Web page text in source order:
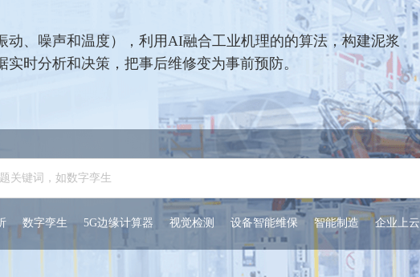
动、噪声和温度），利用AI融合工业机理的的算法，构建泥浆
时分析和决策，把事后维修变为事前预防。
数字孪生 5G边缘计算器 视觉检测 设备智能维保 智能制造 企业上云